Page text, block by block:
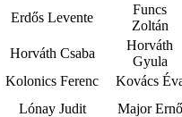
Erdős Levente
Funcs
Zoltán
Horváth Csaba
Horváth
Gyula
Kolonics Ferenc
Kovács
Lónay Judit
Major Ernő